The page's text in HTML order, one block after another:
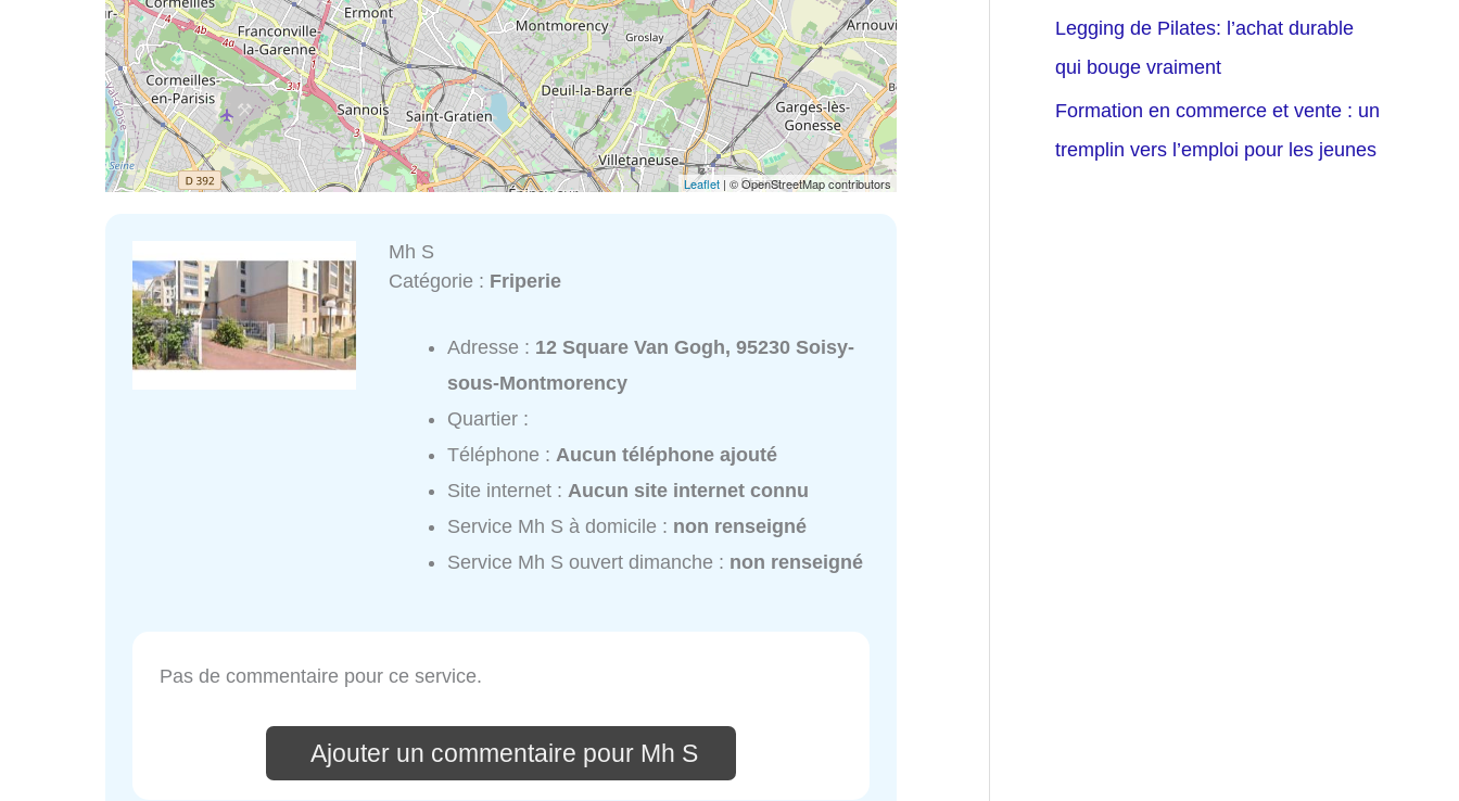
Leaflet | © OpenStreetMap contributors
Mh S
Catégorie : Friperie
Adresse : 12 Square Van Gogh, 95230 Soisy-
sous-Montmorency
Quartier :
Téléphone :Aucun téléphone ajouté
Site internet :Aucun site internet connu
Service Mh S à domicile : non renseigné
Service Mh S ouvert dimanche : non renseigné
Pas de commentaire pour ce service.
Ajouter un commentaire pour Mh S
Legging de Pilates: l’achat durable
qui bouge vraiment
Formation en commerce et vente : un
tremplin vers l’emploi pour les jeunes